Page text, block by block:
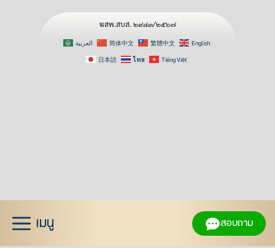
ฆสพ.สบส. ๒๙๘๓/๒๕๖๗
العربية 简体中文 繁體中文 English
日本語 ไทย Tiếng Việt
เมนู สอบถาม